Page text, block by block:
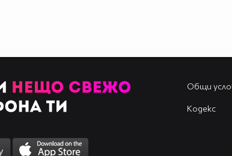
Общи
Кодекс